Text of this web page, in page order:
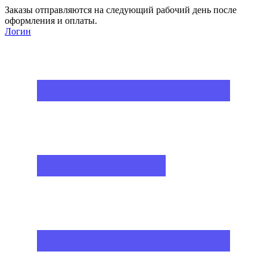
Заказы отправляются на следующий рабочий день после
оформления и оплаты.
Логин